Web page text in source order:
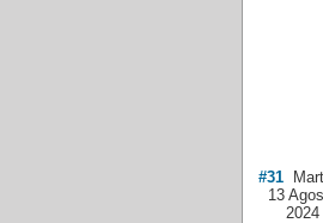
#31
13
2024